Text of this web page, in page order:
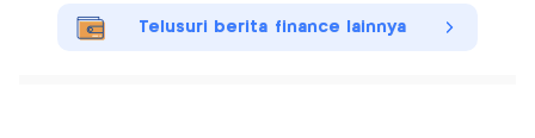
Telusuri berita finance lainnya